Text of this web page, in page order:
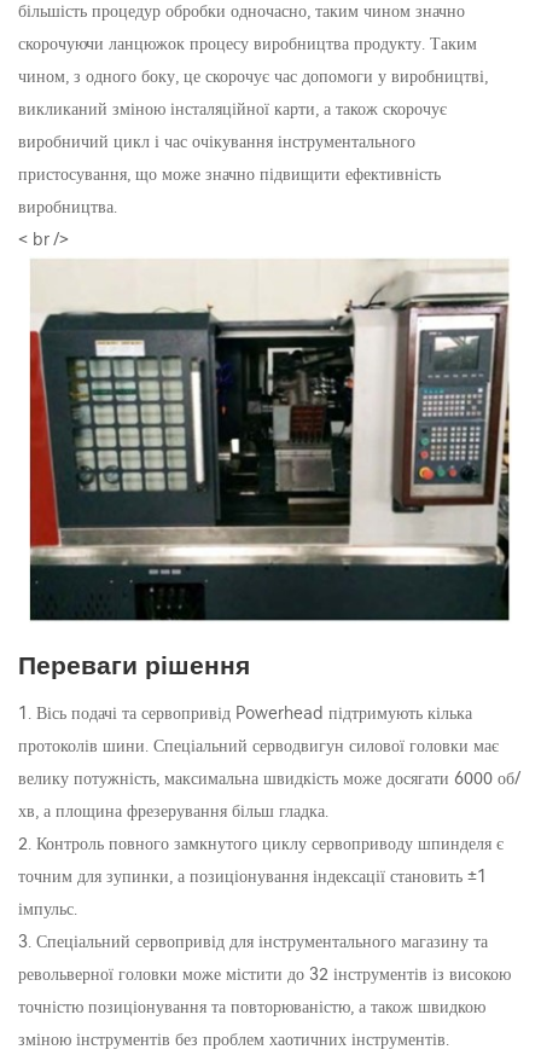
більшість процедур обробки одночасно, таким чином значно
скорочуючи ланцюжок процесу виробництва продукту. Таким
чином, з одного боку, це скорочує час допомоги у виробництві,
викликаний зміною інсталяційної карти, а також скорочує
виробничий цикл і час очікування інструментального
пристосування, що може значно підвищити ефективність
виробництва.
< br />
Переваги рішення
1. Вісь подачі та сервопривід Powerhead підтримують кілька
протоколів шини. Спеціальний серводвигун силової головки має
велику потужність, максимальна швидкість може досягати 6000 об/
хв, а площина фрезерування більш гладка.
2. Контроль повного замкнутого циклу сервоприводу шпинделя є
точним для зупинки, а позиціонування індексації становить ±1
імпульс.
3. Спеціальний сервопривід для інструментального магазину та
револьверної головки може містити до 32 інструментів із високою
точністю позиціонування та повторюваністю, а також швидкою
зміною інструментів без проблем хаотичних інструментів.